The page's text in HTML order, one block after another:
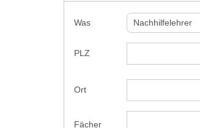
Was
PLZ
Ort
Fächer